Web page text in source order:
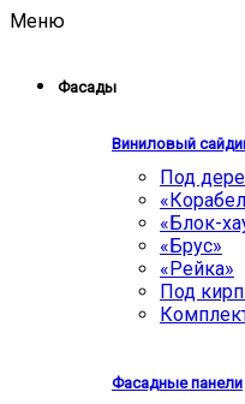
Меню
Фасады
Виниловый
Под
«Блок-
«Брус»
«Рейка»
Под
Фасадные панели